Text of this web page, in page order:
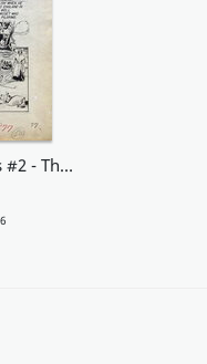
The World Around Us #2 - The Illustrated Story of Indians